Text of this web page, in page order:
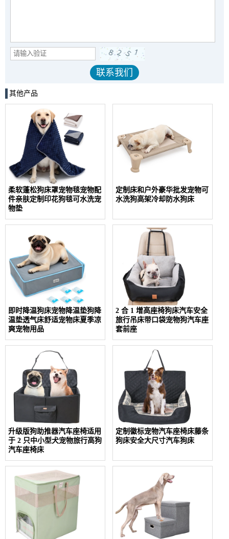
其他产品
柔软蓬松狗床罩宠物毯宠物配
件亲肤定制印花狗毯可水洗宠
物垫
定制床和户外豪华批发宠物可
水洗狗高架冷却防水狗床
即时降温狗床宠物降温垫狗降
温垫透气床舒适宠物床夏季凉
爽宠物用品
2 合 1 增高座椅狗床汽车安全
旅行吊床带口袋宠物狗汽车座
套前座
升级版狗助推器汽车座椅适用
于 2 只中小型犬宠物旅行高狗
汽车座椅床
定制徽标宠物汽车座椅床藤条
狗床安全大尺寸汽车狗床